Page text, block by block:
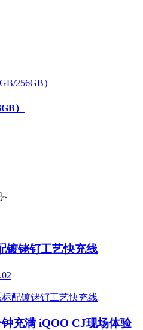
）
~
镀铑钌工艺快充线
充满 iQOO CJ现场体验